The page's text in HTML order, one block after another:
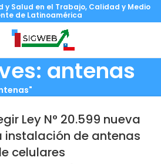
y Salud en el Trabajo, Calidad y Medio
de Latinoamérica
antenas
Ley N° 20.599 nueva
instalación de antenas
celulares